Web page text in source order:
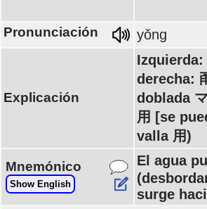
Pronunciación yǒng
Explicación
Izquierda:
derecha:
doblada
用 [se
valla 用)
Mnemónico
Show English
El agua
surge